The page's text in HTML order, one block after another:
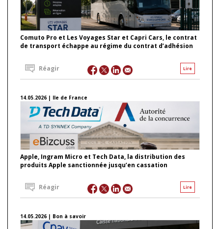
Comuto Pro et Les Voyages Star et Capri Cars, le contrat
de transport échappe au régime du contrat d’adhésion
Lire
Réagir
14.05.2026 | Ile de France
Apple, Ingram Micro et Tech Data, la distribution des
produits Apple sanctionnée jusqu’en cassation
Lire
Réagir
14.05.2026 | Bon à savoir